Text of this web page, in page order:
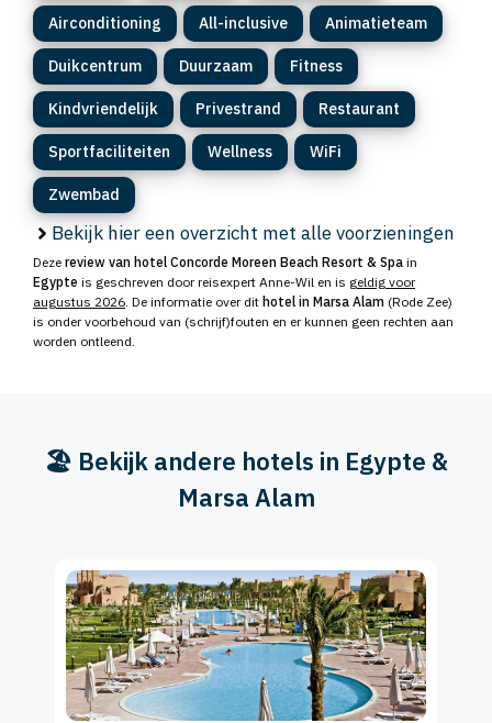
Airconditioning All-inclusive Animatieteam
Duikcentrum Duurzaam Fitness
Kindvriendelijk Privestrand Restaurant
Sportfaciliteiten Wellness WiFi
Zwembad
Bekijk hier een overzicht met alle voorzieningen
Deze review van hotel Concorde Moreen Beach Resort & Spa in
Egypte is geschreven door reisexpert Anne-Wil en is geldig voor
augustus 2026 . De informatie over dit hotel in Marsa Alam (Rode Zee)
is onder voorbehoud van (schrijf)fouten en er kunnen geen rechten aan
worden ontleend.
🏖️ Bekijk andere hotels in Egypte &
Marsa Alam